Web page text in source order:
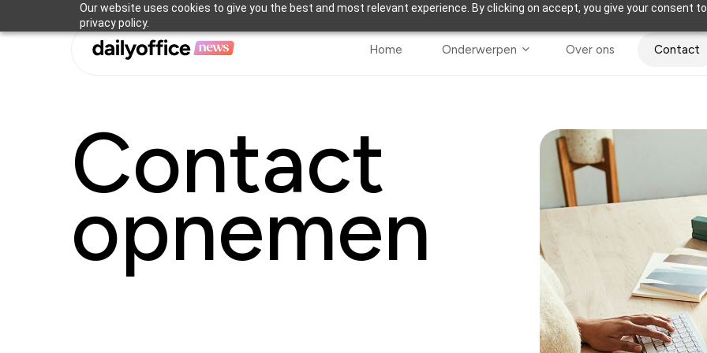
Our website uses cookies to give you the best and most relevant experience. By clicking on accept, you give your consent
privacy policy.
to
Home Onderwerpen Over ons Contact
Contact
opnemen